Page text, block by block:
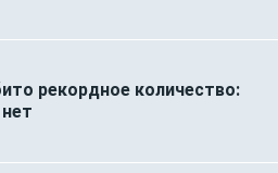
рекордное количество: